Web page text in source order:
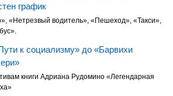
график
«Нетрезвый водитель», «Пешеход», «Такси»,
к социализму» до «Барвихи
книги Адриана Рудомино «Легендарная